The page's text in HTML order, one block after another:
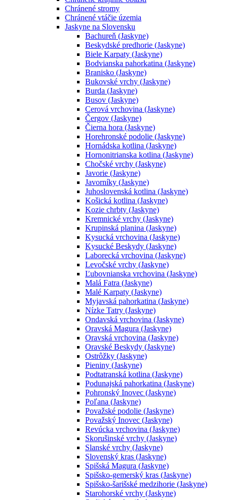
Chránené stromy
Chránené vtáčie územia
Jaskyne na Slovensku
Bachureň (Jaskyne)
Beskydské predhorie (Jaskyne)
Biele Karpaty (Jaskyne)
Bodvianska pahorkatina (Jaskyne)
Branisko (Jaskyne)
Bukovské vrchy (Jaskyne)
Burda (Jaskyne)
Busov (Jaskyne)
Cerová vrchovina (Jaskyne)
Čergov (Jaskyne)
Čierna hora (Jaskyne)
Horehronské podolie (Jaskyne)
Hornádska kotlina (Jaskyne)
Hornonitrianska kotlina (Jaskyne)
Chočské vrchy (Jaskyne)
Javorie (Jaskyne)
Javorníky (Jaskyne)
Juhoslovenská kotlina (Jaskyne)
Košická kotlina (Jaskyne)
Kozie chrbty (Jaskyne)
Kremnické vrchy (Jaskyne)
Krupinská planina (Jaskyne)
Kysucká vrchovina (Jaskyne)
Kysucké Beskydy (Jaskyne)
Laborecká vrchovina (Jaskyne)
Levočské vrchy (Jaskyne)
Ľubovnianska vrchovina (Jaskyne)
Malá Fatra (Jaskyne)
Malé Karpaty (Jaskyne)
Myjavská pahorkatina (Jaskyne)
Nízke Tatry (Jaskyne)
Ondavská vrchovina (Jaskyne)
Oravská Magura (Jaskyne)
Oravská vrchovina (Jaskyne)
Oravské Beskydy (Jaskyne)
Ostrôžky (Jaskyne)
Pieniny (Jaskyne)
Podtatranská kotlina (Jaskyne)
Podunajská pahorkatina (Jaskyne)
Pohronský Inovec (Jaskyne)
Poľana (Jaskyne)
Považské podolie (Jaskyne)
Považský Inovec (Jaskyne)
Revúcka vrchovina (Jaskyne)
Skorušinské vrchy (Jaskyne)
Slanské vrchy (Jaskyne)
Slovenský kras (Jaskyne)
Spišská Magura (Jaskyne)
Spišsko-gemerský kras (Jaskyne)
Spišsko-šarišské medzihorie (Jaskyne)
Starohorské vrchy (Jaskyne)